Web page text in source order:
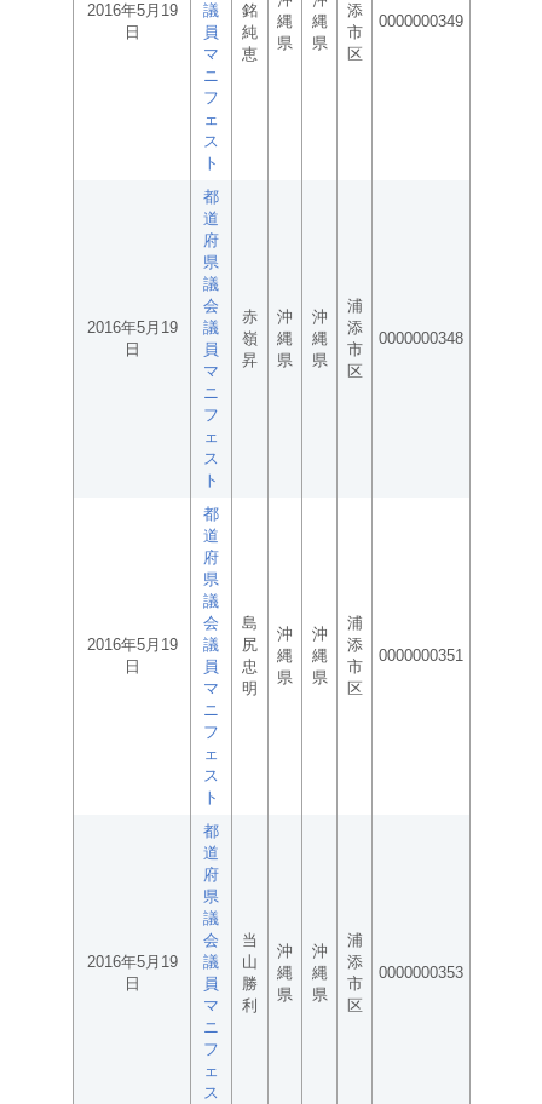
2016年5月19
日
議
員
マ
ニ
フ
ェ
ス
ト
銘
純
恵
縄
県
縄
県
添
市
区
0000000349
2016年5月19
日
都
道
府
県
議
会
議
員
マ
ニ
フ
ェ
ス
ト
赤
嶺
昇
沖
縄
県
沖
縄
県
浦
添
市
区
0000000348
2016年5月19
日
都
道
府
県
議
会
議
員
マ
ニ
フ
ェ
ス
ト
島
尻
忠
明
沖
縄
県
沖
縄
県
浦
添
市
区
0000000351
2016年5月19
日
都
道
府
県
議
会
議
員
マ
ニ
フ
ェ
ス
当
山
勝
利
沖
縄
県
沖
縄
県
浦
添
市
区
0000000353